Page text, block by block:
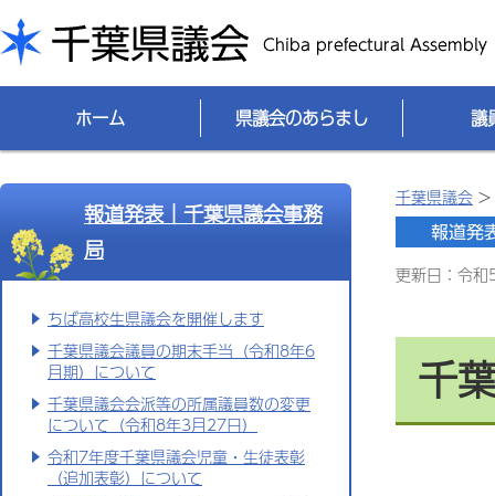
千葉県議会
ホーム 県議会のあらまし 議
報道発表｜千葉県議会事務
局
ちば高校生県議会を開催します
千葉県議会議員の期末手当（令和8年6
月期）について
千葉県議会会派等の所属議員数の変更
について（令和8年3月27日）
令和7年度千葉県議会児童・生徒表彰
（追加表彰）について
千葉県議会 >
更新日：令
千